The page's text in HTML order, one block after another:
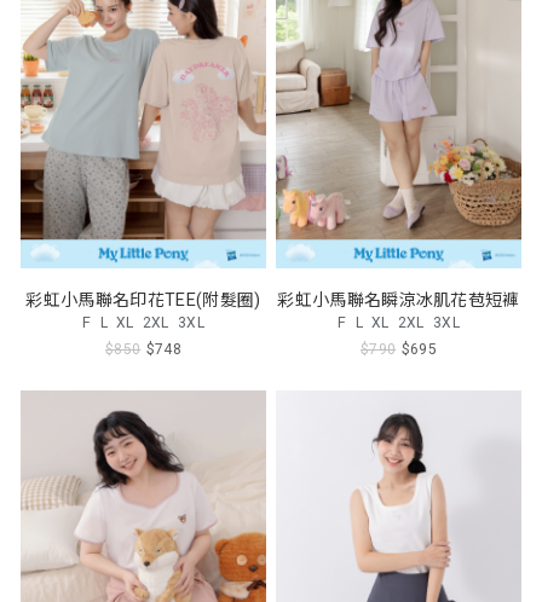
彩虹小馬聯名印花TEE(附髮圈)
F L XL 2XL 3XL
$850 $748
彩虹小馬聯名瞬涼冰肌花苞短褲
F L XL 2XL 3XL
$790 $695